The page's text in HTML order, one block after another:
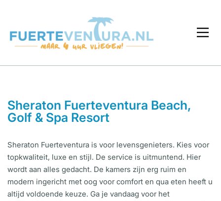
Sheraton Fuerteventura Beach,
Golf & Spa Resort
Sheraton Fuerteventura is voor levensgenieters. Kies voor
topkwaliteit, luxe en stijl. De service is uitmuntend. Hier
wordt aan alles gedacht. De kamers zijn erg ruim en
modern ingericht met oog voor comfort en qua eten heeft u
altijd voldoende keuze. Ga je vandaag voor het